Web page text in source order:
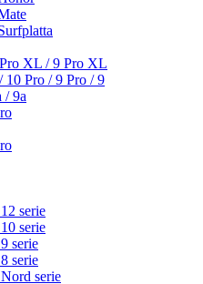
XL / 9 Pro XL
10 Pro / 9 Pro / 9
/ 9a
serie
serie
serie
serie
serie